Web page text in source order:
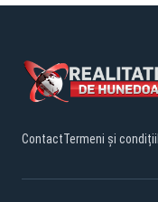
ContactTermeni și condiții